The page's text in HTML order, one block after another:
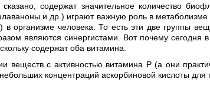
содержат значительное количество
и др.) играют важную роль в метаболизме
в организме человека. То есть эти две группы
являются синергистами. Вот почему сегодня
содержат оба витамина.
веществ с активностью витамина Р (а они
концентраций аскорбиновой кислоты